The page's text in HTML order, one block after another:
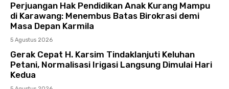
Perjuangan Hak Pendidikan Anak Kurang Mampu
di Karawang: Menembus Batas Birokrasi demi
Masa Depan Karmila
5 Agustus 2026
Gerak Cepat H. Karsim Tindaklanjuti Keluhan
Petani, Normalisasi Irigasi Langsung Dimulai Hari
Kedua